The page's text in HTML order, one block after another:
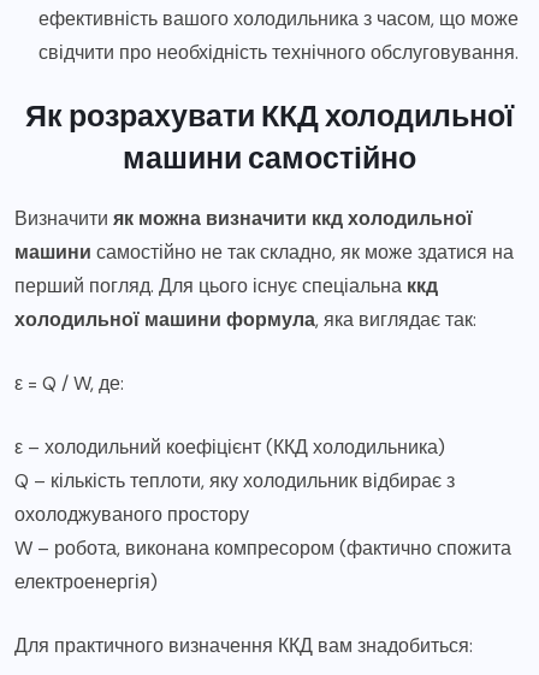
ефективність вашого холодильника з часом, що може
свідчити про необхідність технічного обслуговування.
Як розрахувати ККД холодильної
машини самостійно
Визначити як можна визначити ккд холодильної
машини самостійно не так складно, як може здатися на
перший погляд. Для цього існує спеціальна ккд
холодильної машини формула, яка виглядає так:
ε = Q / W, де:
ε – холодильний коефіцієнт (ККД холодильника)
Q – кількість теплоти, яку холодильник відбирає з
охолоджуваного простору
W – робота, виконана компресором (фактично спожита
електроенергія)
Для практичного визначення ККД вам знадобиться: